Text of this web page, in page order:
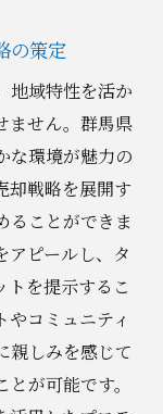
の策定
地域特性を活か
ません。群馬県
な環境が魅力の
却戦略を展開す
ることができま
アピールし、タ
トを提示するこ
コミュニティ
親しみを感じて
が可能です。